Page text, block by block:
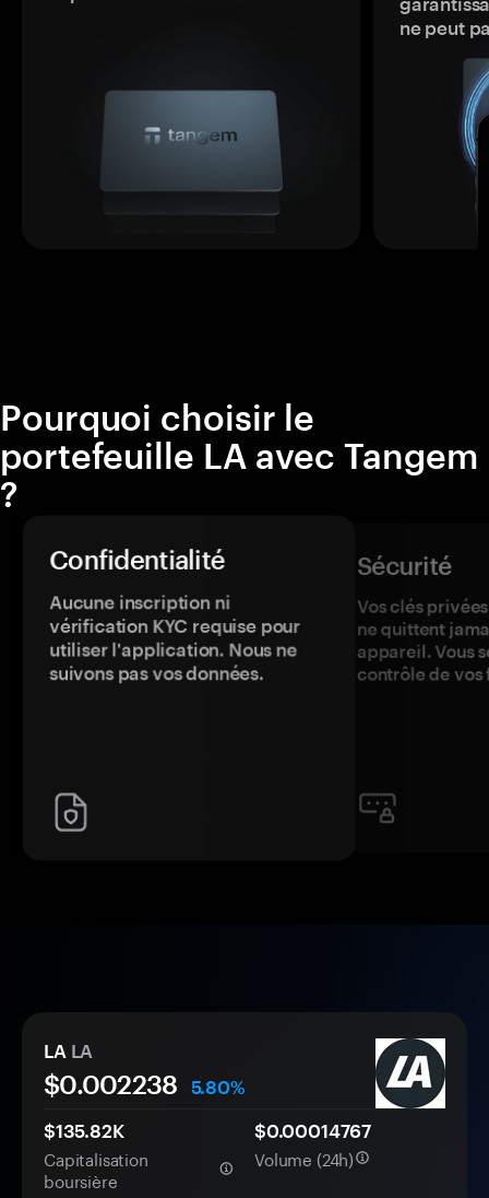
ne peut
Pourquoi choisir le
portefeuille LA avec Tangem
?
Confidentialité
Aucune inscription ni
vérification KYC requise pour
utiliser l'application. Nous ne
suivons pas vos données.
Sécurité
Vos clés
ne quittent
appareil. Vous
contrôle de vos
LA LA
$0.002238
5.80%
$135.82K
Capitalisation
boursière
$0.00014767
Volume (24h)